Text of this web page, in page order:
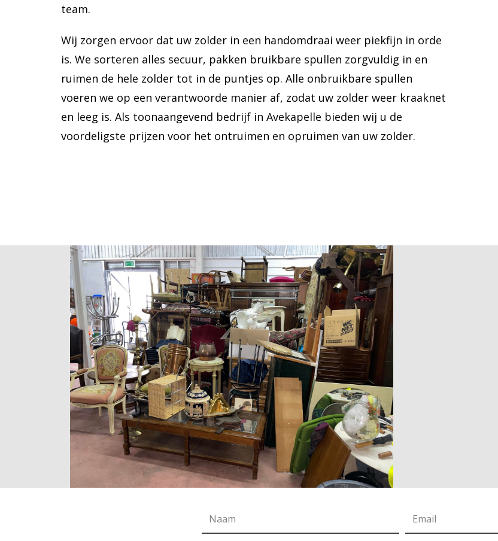
team.
Wij zorgen ervoor dat uw zolder in een handomdraai weer piekfijn in orde
is. We sorteren alles secuur, pakken bruikbare spullen zorgvuldig in en
ruimen de hele zolder tot in de puntjes op. Alle onbruikbare spullen
voeren we op een verantwoorde manier af, zodat uw zolder weer kraaknet
en leeg is. Als toonaangevend bedrijf in Avekapelle bieden wij u de
voordeligste prijzen voor het ontruimen en opruimen van uw zolder.